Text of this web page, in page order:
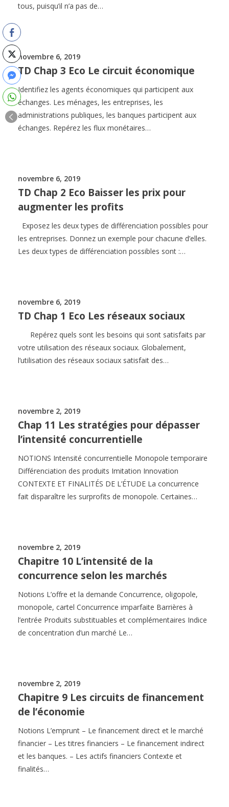
tous, puisqu’il n’a pas de…
novembre 6, 2019
TD Chap 3 Eco Le circuit économique
Identifiez les agents économiques qui participent aux
échanges. Les ménages, les entreprises, les
administrations publiques, les banques participent aux
échanges. Repérez les flux monétaires…
novembre 6, 2019
TD Chap 2 Eco Baisser les prix pour
augmenter les profits
Exposez les deux types de différenciation possibles pour
les entreprises. Donnez un exemple pour chacune d’elles.
Les deux types de différenciation possibles sont :…
novembre 6, 2019
TD Chap 1 Eco Les réseaux sociaux
Repérez quels sont les besoins qui sont satisfaits par
votre utilisation des réseaux sociaux. Globalement,
l’utilisation des réseaux sociaux satisfait des…
novembre 2, 2019
Chap 11 Les stratégies pour dépasser
l’intensité concurrentielle
NOTIONS Intensité concurrentielle Monopole temporaire
Différenciation des produits Imitation Innovation
CONTEXTE ET FINALITÉS DE L’ÉTUDE La concurrence
fait disparaître les surprofits de monopole. Certaines…
novembre 2, 2019
Chapitre 10 L’intensité de la
concurrence selon les marchés
Notions L’offre et la demande Concurrence, oligopole,
monopole, cartel Concurrence imparfaite Barrières à
l’entrée Produits substituables et complémentaires Indice
de concentration d’un marché Le…
novembre 2, 2019
Chapitre 9 Les circuits de financement
de l’économie
Notions L’emprunt – Le financement direct et le marché
financier – Les titres financiers – Le financement indirect
et les banques. – Les actifs financiers Contexte et
finalités…